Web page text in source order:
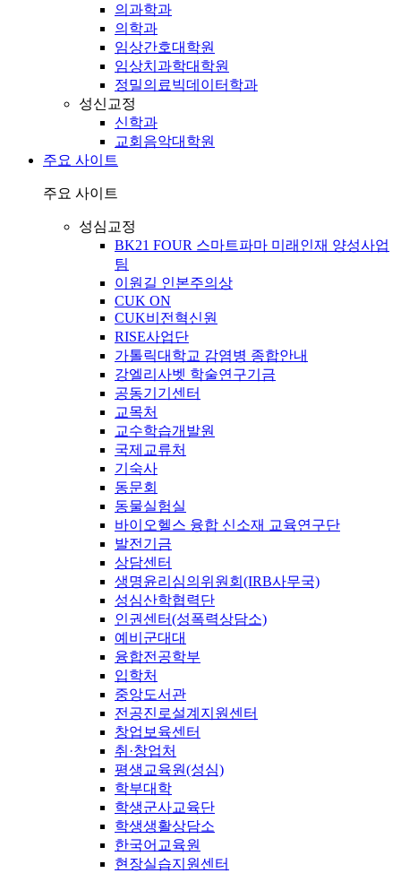
의과학과
의학과
임상간호대학원
임상치과학대학원
정밀의료빅데이터학과
성신교정
신학과
교회음악대학원
주요 사이트
주요 사이트
성심교정
BK21 FOUR 스마트파마 미래인재 양성사업
팀
이원길 인본주의상
CUK ON
CUK비전혁신원
RISE사업단
가톨릭대학교 감염병 종합안내
강엘리사벳 학술연구기금
공동기기센터
교목처
교수학습개발원
국제교류처
기숙사
동문회
동물실험실
바이오헬스 융합 신소재 교육연구단
발전기금
상담센터
생명윤리심의위원회(IRB사무국)
성심산학협력단
인권센터(성폭력상담소)
예비군대대
융합전공학부
입학처
중앙도서관
전공진로설계지원센터
창업보육센터
취·창업처
평생교육원(성심)
학부대학
학생군사교육단
학생생활상담소
한국어교육원
현장실습지원센터